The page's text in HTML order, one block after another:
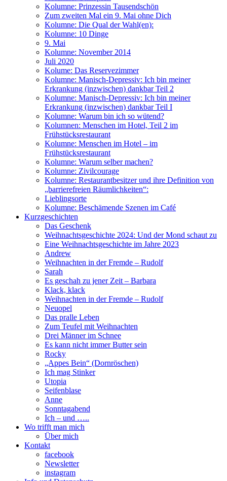
Kolumne: Prinzessin Tausendschön
Zum zweiten Mal ein 9. Mai ohne Dich
Kolumne: Die Qual der Wahl(en):
Kolumne: 10 Dinge
9. Mai
Kolumne: November 2014
Juli 2020
Kolume: Das Reservezimmer
Kolumne: Manisch-Depressiv: Ich bin meiner
Erkrankung (inzwischen) dankbar Teil 2
Kolumne: Manisch-Depressiv: Ich bin meiner
Erkrankung (inzwischen) dankbar Teil I
Kolumne: Warum bin ich so wütend?
Kolumnen: Menschen im Hotel, Teil 2 im
Frühstücksrestaurant
Kolumne: Menschen im Hotel – im
Frühstücksrestaurant
Kolumne: Warum selber machen?
Kolumne: Zivilcourage
Kolumne: Restaurantbesitzer und ihre Definition von
„barrierefreien Räumlichkeiten“:
Lieblingsorte
Kolumne: Beschämende Szenen im Café
Kurzgeschichten
Das Geschenk
Weihnachtsgeschichte 2024: Und der Mond schaut zu
Eine Weihnachtsgeschichte im Jahre 2023
Andrew
Weihnachten in der Fremde – Rudolf
Sarah
Es geschah zu jener Zeit – Barbara
Klack, klack
Weihnachten in der Fremde – Rudolf
Neuopel
Das pralle Leben
Zum Teufel mit Weihnachten
Drei Männer im Schnee
Es kann nicht immer Butter sein
Rocky
„Appes Bein“ (Dornröschen)
Ich mag Stinker
Utopia
Seifenblase
Anne
Sonntagabend
Ich – und …..
Wo trifft man mich
Über mich
Kontakt
facebook
Newsletter
instagram